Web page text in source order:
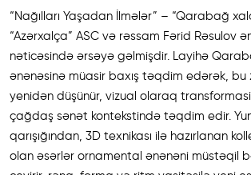
“Nağılları Yaşadan İlmələr” – “Qarabağ
“Azərxalça” ASC və rəssam Fərid Rəsulov
nəticəsində ərsəyə gəlmişdir. Layihə
ənənəsinə müasir baxış təqdim edərək, bu
yenidən düşünür, vizual olaraq
çağdaş sənət kontekstində təqdim edir.
qarışığından, 3D texnikası ilə hazırlanan
olan əsərlər ornamental ənənəni müstəqil